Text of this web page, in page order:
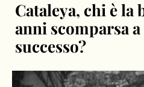
Cataleya, chi è la
anni scomparsa
successo?